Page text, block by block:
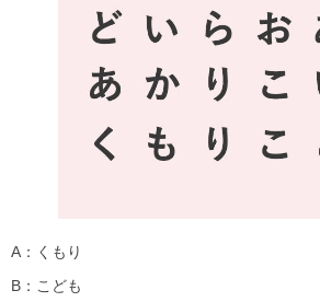
A：くもり
B：こども